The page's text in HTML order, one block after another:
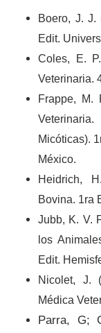
Boero, J. J.
Edit.
Coles, E.
Veterinaria.
Frappe, M.
Micóticas).
México.
Heidrich,
Bovina. 1ra
Jubb, K. V.
los
Edit.
Nicolet, J.
Médica
Parra, G;